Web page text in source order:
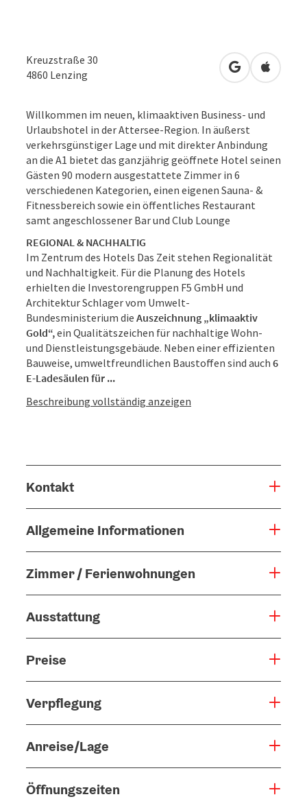
Kreuzstraße 30
4860 Lenzing in Google
in
Willkommen im neuen, klimaaktiven Business- und
Urlaubshotel in der Attersee-Region. In äußerst
verkehrsgünstiger Lage und mit direkter Anbindung
an die A1 bietet das ganzjährig geöffnete Hotel seinen
Gästen 90 modern ausgestattete Zimmer in 6
verschiedenen Kategorien, einen eigenen Sauna- &
Fitnessbereich sowie ein öffentliches Restaurant
samt angeschlossener Bar und Club Lounge
REGIONAL & NACHHALTIG
Im Zentrum des Hotels Das Zeit stehen Regionalität
und Nachhaltigkeit. Für die Planung des Hotels
erhielten die Investorengruppen F5 GmbH und
Architektur Schlager vom Umwelt-
Bundesministerium die Auszeichnung „klimaaktiv
Gold“,ein Qualitätszeichen für nachhaltige Wohn-
und Dienstleistungsgebäude. Neben einer effizienten
Bauweise, umweltfreundlichen Baustoffen sind auch 6
E-Ladesäulen für ...
Beschreibung vollständig anzeigen
Kontakt
Allgemeine Informationen
Zimmer / Ferienwohnungen
Ausstattung
Preise
Verpflegung
Anreise/Lage
Öffnungszeiten